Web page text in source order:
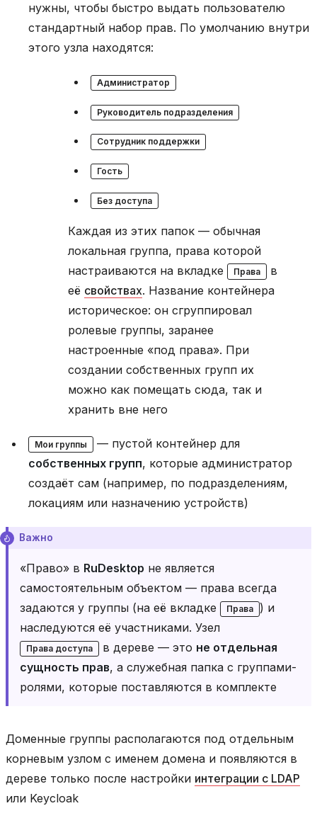
нужны, чтобы быстро выдать пользователю
стандартный набор прав. По умолчанию внутри
этого узла находятся:
Администратор
Руководитель подразделения
Сотрудник поддержки
Гость
Без доступа
Каждая из этих папок — обычная
локальная группа, права которой
настраиваются на вкладке
Права в
её свойствах. Название контейнера
историческое: он сгруппировал
ролевые группы, заранее
настроенные «под права». При
создании собственных групп их
можно как помещать сюда, так и
хранить вне него
Мои группы
— пустой контейнер для
собственных групп, которые администратор
создаёт сам (например, по подразделениям,
локациям или назначению устройств)
Важно
«Право» в RuDesktop не является
самостоятельным объектом — права всегда
задаются у группы (на её вкладке
Права ) и
наследуются её участниками. Узел
Права доступа в дереве — это не отдельная
сущность прав, а служебная папка с группами-
ролями, которые поставляются в комплекте
Доменные группы располагаются под отдельным
корневым узлом с именем домена и появляются в
дереве только после настройки интеграции с LDAP
или Keycloak